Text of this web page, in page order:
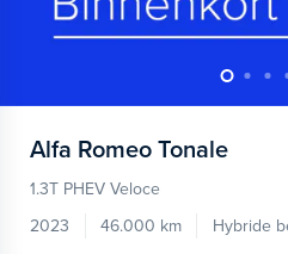
Alfa Romeo Tonale
1.3T PHEV Veloce
2023
46.000 km Hybride